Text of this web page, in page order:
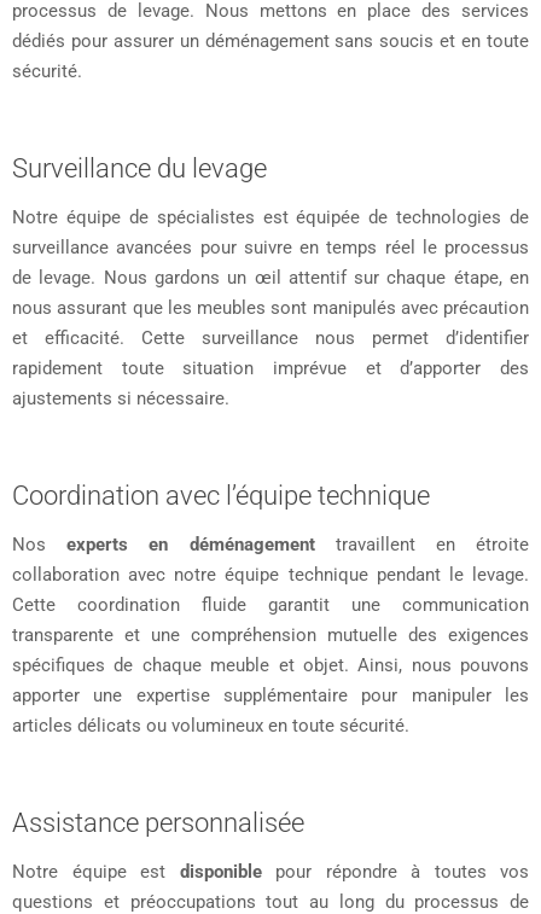
processus de levage. Nous mettons en place des services
dédiés pour assurer un déménagement sans soucis et en toute
sécurité.
Surveillance du levage
Notre équipe de spécialistes est équipée de technologies de
surveillance avancées pour suivre en temps réel le processus
de levage. Nous gardons un œil attentif sur chaque étape, en
nous assurant que les meubles sont manipulés avec précaution
et efficacité. Cette surveillance nous permet d’identifier
rapidement toute situation imprévue et d’apporter des
ajustements si nécessaire.
Coordination avec l’équipe technique
Nosexperts en déménagementtravaillent en étroite
collaboration avec notre équipe technique pendant le levage.
Cette coordination fluide garantit une communication
transparente et une compréhension mutuelle des exigences
spécifiques de chaque meuble et objet. Ainsi, nous pouvons
apporter une expertise supplémentaire pour manipuler les
articles délicats ou volumineux en toute sécurité.
Assistance personnalisée
Notre équipe est disponible pour répondre à toutes vos
questions et préoccupations tout au long du processus de